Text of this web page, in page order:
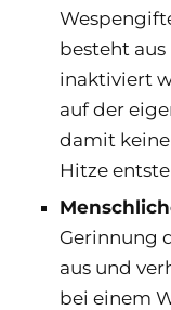
besteht
inaktiviert
auf der
damit
Hitze
Gerinnung
aus und
bei einem